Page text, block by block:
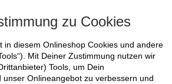
zu Cookies
in diesem Onlineshop Cookies und andere
Mit Deiner Zustimmung nutzen wir
Tools, um Dein
unser Onlineangebot zu verbessern und